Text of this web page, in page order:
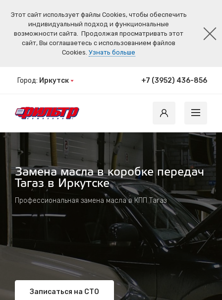
Этот сайт использует файлы Cookies, чтобы обеспечить
индивидуальный подход и функциональные
возможности сайта. Продолжая просматривать этот
сайт, Вы соглашаетесь с использованием файлов
Cookies. Узнать больше
Город: Иркутск +7 (3952) 436-856
Замена масла в коробке передач
Тагаз в Иркутске
Профессиональная замена масла в КПП Тагаз
Записаться на СТО